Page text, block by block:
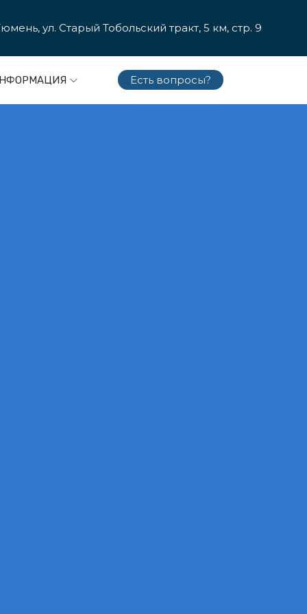
ул. Cтарый Тобольский тракт, 5 км, стр. 9
РМАЦИЯ Есть вопросы?